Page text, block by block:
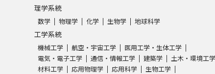
理学系統
数学 物理学 化学 生物学 地球科学
工学系統
機械工学 航空・宇宙工学
医用工学・生体工学
電気・電子工学
通信・情報工学 建築学
土木・環境工学
材料工学
応用物理学 応用科学
生物工学